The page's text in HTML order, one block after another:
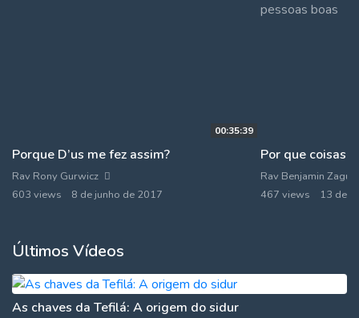
00:35:39
Porque D’us me fez assim?
Rav Rony Gurwicz
603 views
8 de junho de 2017
Rav Benjamin
467 views
13 de
Últimos Vídeos
As chaves da Tefilá: A origem do sidur